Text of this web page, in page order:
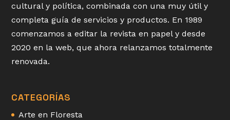
cultural y política, combinada con una muy útil y
completa guía de servicios y productos. En 1989
comenzamos a editar la revista en papel y desde
2020 en la web, que ahora relanzamos totalmente
renovada.
CATEGORÍAS
Arte en Floresta